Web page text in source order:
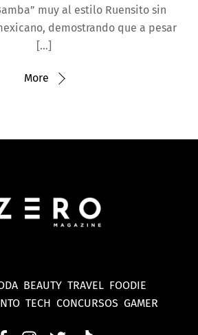
muy al estilo Ruensito sin
demostrando que a pesar
[…]
More
BEAUTY TRAVEL FOODIE
TECH CONCURSOS GAMER